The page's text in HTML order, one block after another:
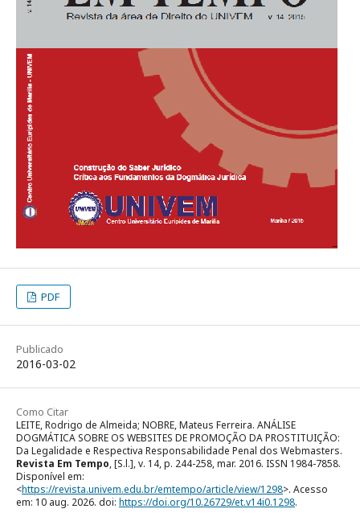
PDF
Publicado
2016-03-02
Como Citar
LEITE, Rodrigo de Almeida; NOBRE, Mateus Ferreira. ANÁLISE
DOGMÁTICA SOBRE OS WEBSITES DE PROMOÇÃO DA PROSTITUIÇÃO:
Da Legalidade e Respectiva Responsabilidade Penal dos Webmasters.
Revista Em Tempo, [S.l.], v. 14, p. 244-258, mar. 2016. ISSN 1984-7858.
Disponível em:
<https://revista.univem.edu.br/emtempo/article/view/1298>. Acesso
em: 10 aug. 2026. doi: https://doi.org/10.26729/et.v14i0.1298.